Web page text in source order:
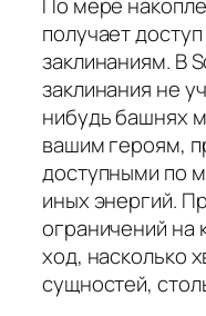
получает
заклинаниям. В
заклинания не
нибудь башнях
вашим героям,
доступными по
иных энергий.
ограничений на
ход, насколько
сущностей,